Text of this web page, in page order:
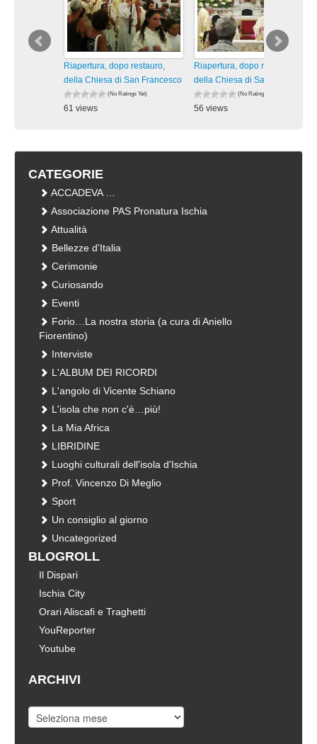
Riapertura, dopo restauro,
della Chiesa di San Francesco
(No Ratings Yet)
61 views
Riapertura, dopo restauro,
della Chiesa di San Francesco
(No Ratings Yet)
56 views
CATEGORIE
ACCADEVA …
Associazione PAS Pronatura Ischia
Attualità
Bellezze d'Italia
Cerimonie
Curiosando
Eventi
Forio…La nostra storia (a cura di Aniello
Fiorentino)
Interviste
L'ALBUM DEI RICORDI
L'angolo di Vicente Schiano
L'isola che non c'è…più!
La Mia Africa
LIBRIDINE
Luoghi culturali dell'isola d'Ischia
Prof. Vincenzo Di Meglio
Sport
Un consiglio al giorno
Uncategorized
BLOGROLL
Il Dispari
Ischia City
Orari Aliscafi e Traghetti
YouReporter
Youtube
ARCHIVI